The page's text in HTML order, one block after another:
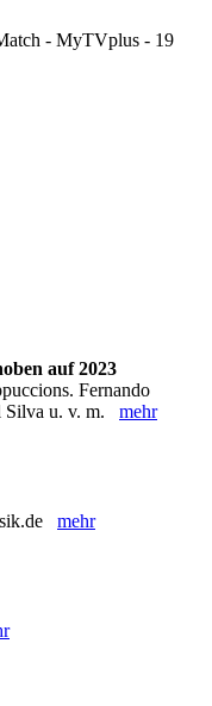
- MyTVplus - 19
auf 2023
Fernando
Silva u. v. m. mehr
mehr